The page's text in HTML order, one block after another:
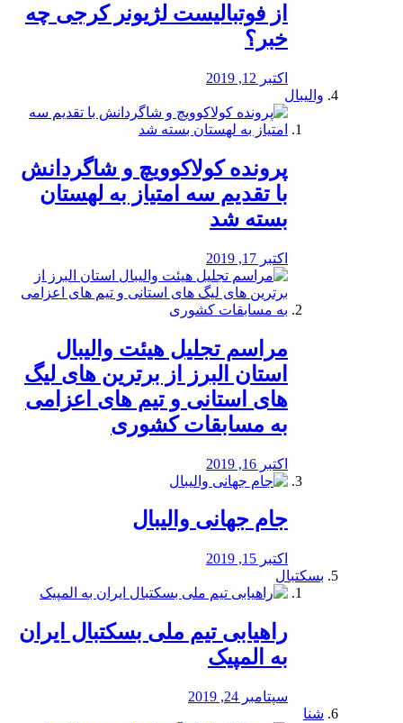
از فوتبالیست لژیونر کرجی چه
خبر؟
اکتبر 12, 2019
والیبال
پرونده کولاکوویچ و شاگردانش
با تقدیم سه امتیاز به لهستان
بسته شد
اکتبر 17, 2019
مراسم تجلیل هیئت والیبال
استان البرز از برترین های لیگ
های استانی و تیم های اعزامی
به مسابقات کشوری
اکتبر 16, 2019
جام جهانی والیبال
اکتبر 15, 2019
بسکتبال
راهیابی تیم ملی بسکتبال ایران
به المپیک
سپتامبر 24, 2019
شنا